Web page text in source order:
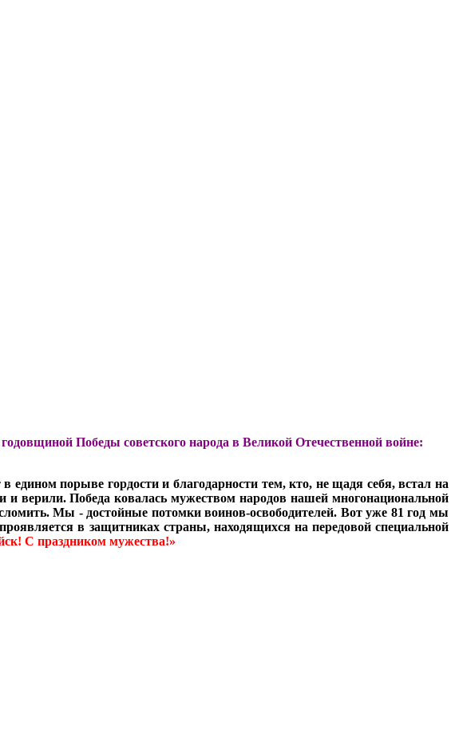
Победы советского народа в Великой Отечественной войне:
порыве гордости и благодарности тем, кто, не щадя себя, встал на
верили. Победа ковалась мужеством народов нашей многонациональной
Мы - достойные потомки воинов-освободителей. Вот уже 81 год мы
в защитниках страны, находящихся на передовой специальной
С праздником мужества!»